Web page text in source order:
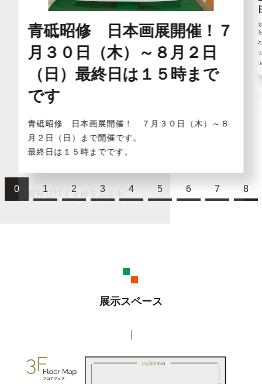
0 1 2 3 4 5 6 7 8
青砥昭修 日本画展開催！７
月３０日（木）～８月２日
（日）最終日は１５時まで
です
青砥昭修 日本画展開催！ ７月３０日（木）～８
月２日（日）まで開催です。
最終日は１５時までです。
展示スペース